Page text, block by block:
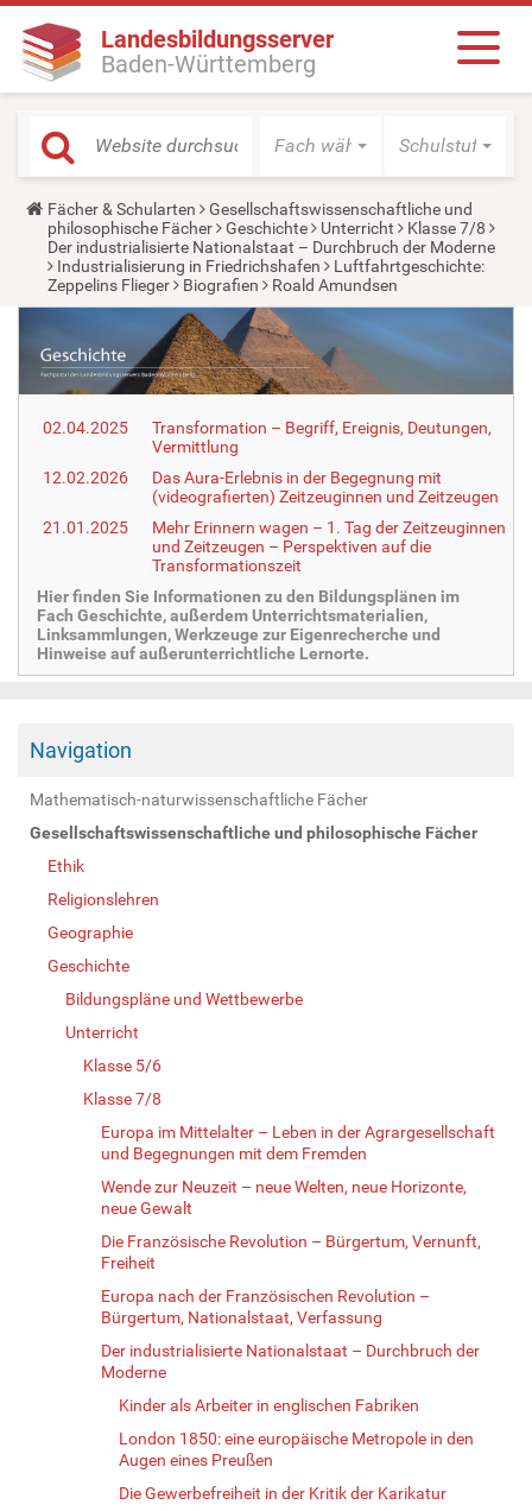
Landesbildungsserver
Baden-Württemberg
Fach wählen Schulstufe
Y
o
u
a
r
e
r
e
:
Fächer & Schularten
Gesellschaftswissenschaftliche und
philosophische Fächer
Geschichte Unterricht
Klasse 7/8
Der industrialisierte Nationalstaat – Durchbruch der Moderne
Industrialisierung in Friedrichshafen
Luftfahrtgeschichte:
Zeppelins Flieger
Biografien Roald Amundsen
02.04.2025
Transformation – Begriff, Ereignis, Deutungen,
Vermittlung
12.02.2026
Das Aura-Erlebnis in der Begegnung mit
(videografierten) Zeitzeuginnen und Zeitzeugen
21.01.2025
Mehr Erinnern wagen – 1. Tag der Zeitzeuginnen
und Zeitzeugen – Perspektiven auf die
Transformationszeit
Hier finden Sie Informationen zu den Bildungsplänen im
Fach Geschichte, außerdem Unterrichtsmaterialien,
Linksammlungen, Werkzeuge zur Eigenrecherche und
Hinweise auf außerunterrichtliche Lernorte.
Navigation
Mathematisch-naturwissenschaftliche Fächer
Gesellschaftswissenschaftliche und philosophische Fächer
Ethik
Religionslehren
Geographie
Geschichte
Bildungspläne und Wettbewerbe
Unterricht
Klasse 5/6
Klasse 7/8
Europa im Mittelalter – Leben in der Agrargesellschaft
und Begegnungen mit dem Fremden
Wende zur Neuzeit – neue Welten, neue Horizonte,
neue Gewalt
Die Französische Revolution – Bürgertum, Vernunft,
Freiheit
Europa nach der Französischen Revolution –
Bürgertum, Nationalstaat, Verfassung
Der industrialisierte Nationalstaat – Durchbruch der
Moderne
Kinder als Arbeiter in englischen Fabriken
London 1850: eine europäische Metropole in den
Augen eines Preußen
Die Gewerbefreiheit in der Kritik der Karikatur